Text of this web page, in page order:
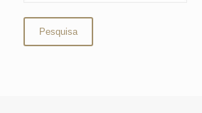
Pesquisa